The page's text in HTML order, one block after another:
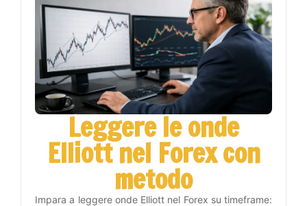
Leggere le onde
Elliott nel Forex con
metodo
Impara a leggere onde Elliott nel Forex su timeframe: